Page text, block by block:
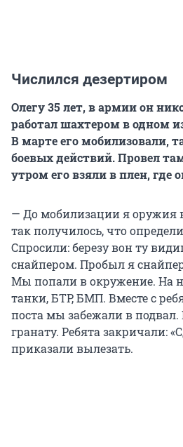
Числился дезертиром
Олегу 35 лет, в армии он
работал шахтером в одном
В марте его мобилизовали,
боевых действий. Провел
утром его взяли в плен, где
— До мобилизации я оружия
так получилось, что
Спросили: березу вон ту
снайпером. Пробыл я
Мы попали в окружение. На
танки, БТР, БМП. Вместе с
поста мы забежали в
гранату. Ребята закричали:
приказали вылезать.